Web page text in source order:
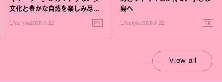
文化と豊かな自然を楽しみ尽く
Lifestyle2026.7.22 PR
島へ
Lifestyle2026.7.22 PR
View all